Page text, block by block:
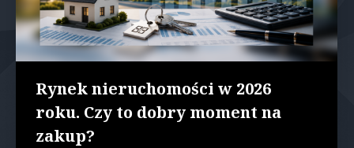
Rynek nieruchomości w 2026
roku. Czy to dobry moment na
zakup?